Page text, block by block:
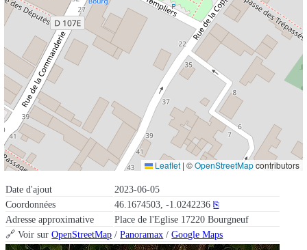
Date d'ajout
2023-06-05
Coordonnées
46.1674503, -1.0242236 ⎘
Adresse approximative
Place de l'Eglise 17220 Bourgneuf
🔗 Voir surOpenStreetMap /Panoramax /Google Maps
Leaflet | ©OpenStreetMapcontributors